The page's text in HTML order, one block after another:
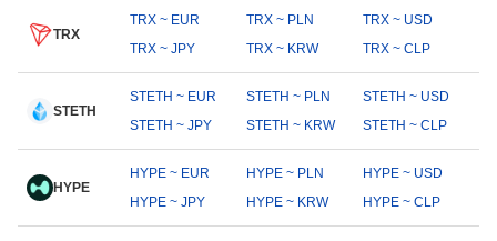
TRX
TRX ~ EUR TRX ~ PLN
TRX ~ USD
TRX ~ JPY
TRX ~ KRW TRX ~ CLP
STETH
STETH ~ EUR STETH ~ PLN
STETH ~ USD
STETH ~ JPY
STETH ~ KRW STETH ~ CLP
HYPE
HYPE ~ EUR HYPE ~ PLN
HYPE ~ USD
HYPE ~ JPY
HYPE ~ KRW HYPE ~ CLP